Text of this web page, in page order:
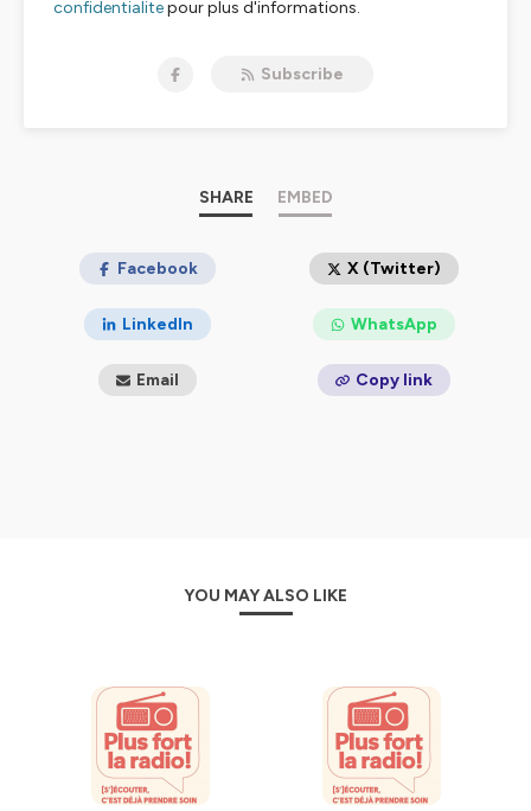
confidentialitepour plus d'informations.
Subscribe
SHARE EMBED
Facebook X (Twitter)
LinkedIn WhatsApp
Email Copy link
YOU MAY ALSO LIKE